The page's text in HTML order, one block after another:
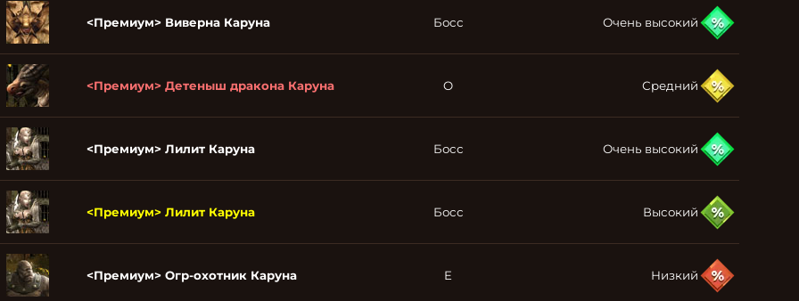
<Премиум> Виверна Каруна Босс Очень высокий
<Премиум> Детеныш дракона Каруна O Средний
<Премиум> Лилит Каруна Босс Очень высокий
<Премиум> Лилит Каруна Босс Высокий
<Премиум> Огр-охотник Каруна E Низкий